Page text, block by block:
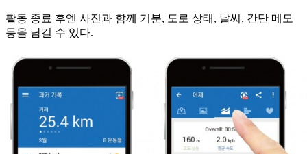
활동 종료 후엔 사진과 함께 기분, 도로 상태, 날씨, 간단 메모
등을 남길 수 있다.